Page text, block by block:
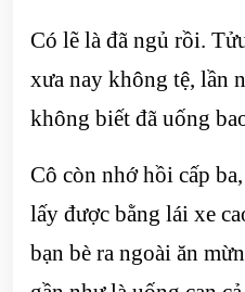
Có lẽ là đã ngủ rồi.
xưa nay không tệ, lần
không biết đã uống
Cô còn nhớ hồi cấp
lấy được bằng lái xe
bạn bè ra ngoài ăn